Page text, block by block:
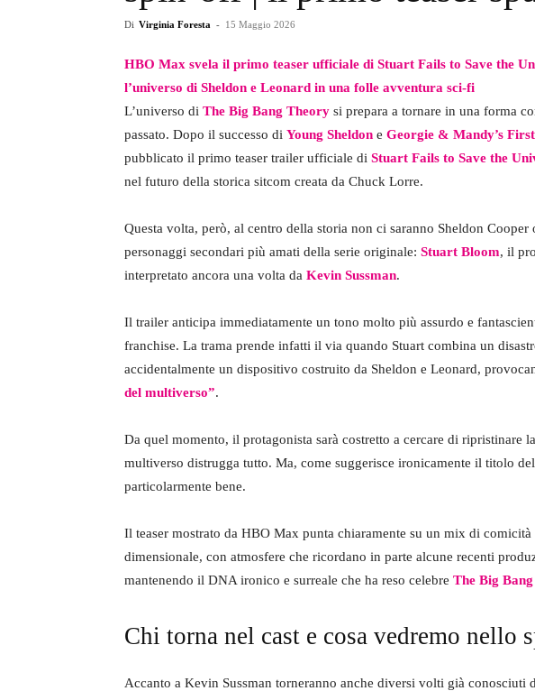
Di Virginia Foresta - 15 Maggio 2026
HBO Max svela il primo teaser ufficiale di Stuart Fails to Save the
l’universo di Sheldon e Leonard in una folle avventura sci-fi
L’universo di The Big Bang Theory si prepara a tornare in una forma
passato. Dopo il successo di Young Sheldon e Georgie & Mandy’s
pubblicato il primo teaser trailer ufficiale di Stuart Fails to Save the
nel futuro della storica sitcom creata da Chuck Lorre.
Questa volta, però, al centro della storia non ci saranno Sheldon
personaggi secondari più amati della serie originale: Stuart Bloom, il
interpretato ancora una volta da Kevin Sussman.
Il trailer anticipa immediatamente un tono molto più assurdo e
franchise. La trama prende infatti il via quando Stuart combina un
accidentalmente un dispositivo costruito da Sheldon e Leonard,
del multiverso”.
Da quel momento, il protagonista sarà costretto a cercare di ripristinare
multiverso distrugga tutto. Ma, come suggerisce ironicamente il titolo
particolarmente bene.
Il teaser mostrato da HBO Max punta chiaramente su un mix di comicità
dimensionale, con atmosfere che ricordano in parte alcune recenti
mantenendo il DNA ironico e surreale che ha reso celebre The Big
Chi torna nel cast e cosa vedremo nello
Accanto a Kevin Sussman torneranno anche diversi volti già conosciuti